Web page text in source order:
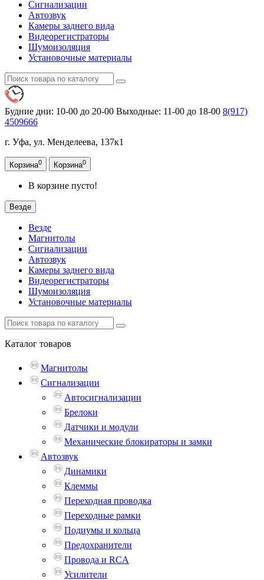
Сигнализации
Автозвук
Камеры заднего вида
Видеорегистраторы
Шумоизоляция
Установочные материалы
Будние дни: 10-00 до 20-00 Выходные: 11-00 до 18-00 8(917)
4509666
г. Уфа, ул. Менделеева, 137к1
Корзина0 Корзина0
В корзине пусто!
Везде
Везде
Магнитолы
Сигнализации
Автозвук
Камеры заднего вида
Видеорегистраторы
Шумоизоляция
Установочные материалы
Каталог товаров
Магнитолы
Сигнализации
Автосигнализации
Брелоки
Датчики и модули
Механические блокираторы и замки
Автозвук
Динамики
Клеммы
Переходная проводка
Переходные рамки
Подиумы и кольца
Предохранители
Провода и RCA
Усилители